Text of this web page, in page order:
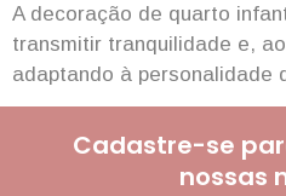
A decoração de quarto
transmitir tranquilidade e,
adaptando à personalidade
Cadastre-se
nossas